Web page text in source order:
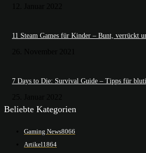
11 Steam Games für Kinder – Bunt, verrückt
7 Days to Die: Survival Guide – Tipps für
Beliebte Kategorien
Gaming News8066
Artikel1864